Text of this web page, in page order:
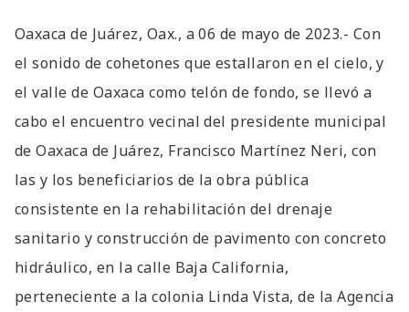
Oaxaca de Juárez, Oax., a 06 de mayo de 2023.- Con
el sonido de cohetones que estallaron en el cielo, y
el valle de Oaxaca como telón de fondo, se llevó a
cabo el encuentro vecinal del presidente municipal
de Oaxaca de Juárez, Francisco Martínez Neri, con
las y los beneficiarios de la obra pública
consistente en la rehabilitación del drenaje
sanitario y construcción de pavimento con concreto
hidráulico, en la calle Baja California,
perteneciente a la colonia Linda Vista, de la Agencia